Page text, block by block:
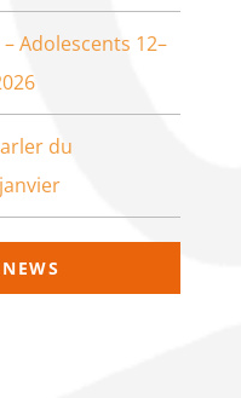
Adolescents 12–
du